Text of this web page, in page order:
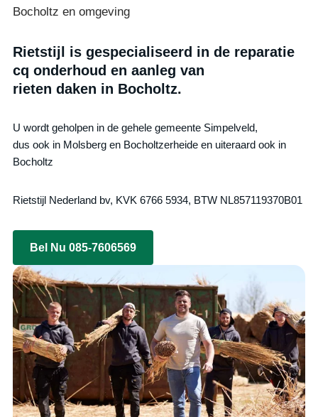
Bocholtz en omgeving
Rietstijl is gespecialiseerd in de reparatie
cq onderhoud en aanleg van
rieten daken in Bocholtz.
U wordt geholpen in de gehele gemeente Simpelveld,
dus ook in Molsberg en Bocholtzerheide en uiteraard ook in
Bocholtz
Rietstijl Nederland bv, KVK 6766 5934, BTW NL857119370B01
Bel Nu 085-7606569